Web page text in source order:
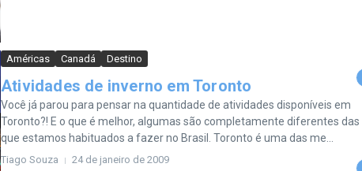
Américas Canadá Destino
Atividades de inverno em Toronto
Você já parou para pensar na quantidade de atividades disponíveis em
Toronto?! E o que é melhor, algumas são completamente diferentes das
que estamos habituados a fazer no Brasil. Toronto é uma das me...
Tiago Souza 24 de janeiro de 2009